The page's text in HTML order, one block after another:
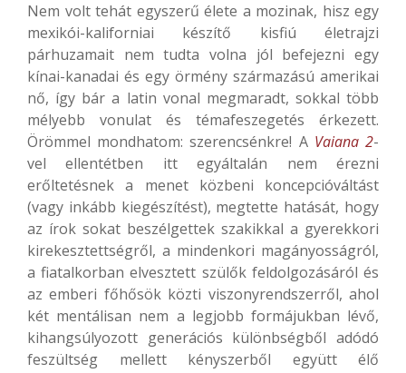
Nem volt tehát egyszerű élete a mozinak, hisz egy
mexikói-kaliforniai készítő kisfiú életrajzi
párhuzamait nem tudta volna jól befejezni egy
kínai-kanadai és egy örmény származású amerikai
nő, így bár a latin vonal megmaradt, sokkal több
mélyebb vonulat és témafeszegetés érkezett.
Örömmel mondhatom: szerencsénkre! A Vaiana 2-
vel ellentétben itt egyáltalán nem érezni
erőltetésnek a menet közbeni koncepcióváltást
(vagy inkább kiegészítést), megtette hatását, hogy
az írok sokat beszélgettek szakikkal a gyerekkori
kirekesztettségről, a mindenkori magányosságról,
a fiatalkorban elvesztett szülők feldolgozásáról és
az emberi főhősök közti viszonyrendszerről, ahol
két mentálisan nem a legjobb formájukban lévő,
kihangsúlyozott generációs különbségből adódó
feszültség mellett kényszerből együtt élő